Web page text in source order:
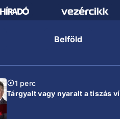
Belföld
1 perc
Tárgyalt vagy nyaralt a tiszás